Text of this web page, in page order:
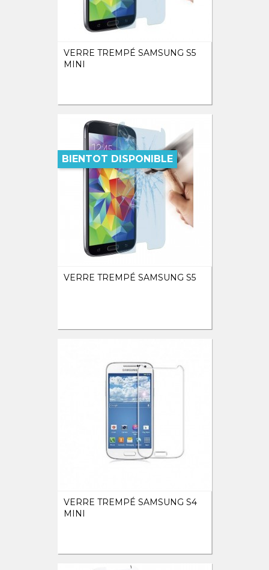
VERRE TREMPÉ SAMSUNG S5
MINI
VERRE TREMPÉ SAMSUNG S5
BIENTOT DISPONIBLE
VERRE TREMPÉ SAMSUNG S4
MINI